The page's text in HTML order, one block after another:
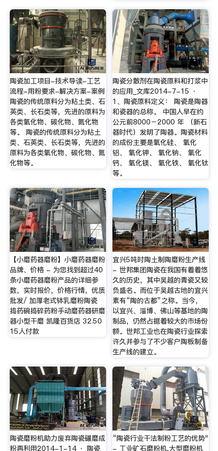
陶瓷加工项目-技术导读-工艺
流程-用粉要求-解决方案-案例
陶瓷的传统原料分为粘土类、石
英类、长石类等，先进的原料为
各类氧化物、碳化物、氮化物
等。 陶瓷的传统原料分为粘土
类、石英类、长石类等，先进的
原料为各类氧化物、碳化物、氮
化物等。
陶瓷分散剂在陶瓷原料和打浆中
的应用_文库2014-7-15 ·
1、陶瓷原料定义： 陶瓷是陶器
和瓷器的总称。 中国人早在约
公元前8000－2000 年 （新石
器时代）发明了陶器。陶瓷材料
的成份主要是氧化硅、 氧化
铝、 氧化钾、 氧化钠、 氧化
钙、 氧化镁、 氧化铁、 氧化钛
等。
【小磨药器磨粉】小磨药器磨粉
品牌、价格 - 为您找到超过40
条小磨药器磨粉产品的详细参
数，实时报价，价格行情，优质
批发/ 加厚老式钵乳磨粉陶瓷
捣药碗捣碎药粉手动磨药器研磨
器小型干磨 凯隆百货店 32.50
15人付款
宜兴5吨时陶土制陶磨粉生产线
- 世邦集团陶瓷在我国有着着悠
久的历史，其中吴越的青瓷又较
负盛名。而位于吴越古地的宜兴
素有“陶的古都”之称。当今，
以宜兴、淄博、佛山等基地的陶
制品，仍然占据着较大的市场份
额。世邦工业也在陶瓷行业探索
许久并参与了不少客户陶板制备
生产线的建立。
陶瓷磨粉机助力废弃陶瓷碾磨成
粉再利用2014-1-14 · 陶瓷
“陶瓷行业干法制粉工艺的优势"
- 工业矿石磨粉机,大型磨粉机